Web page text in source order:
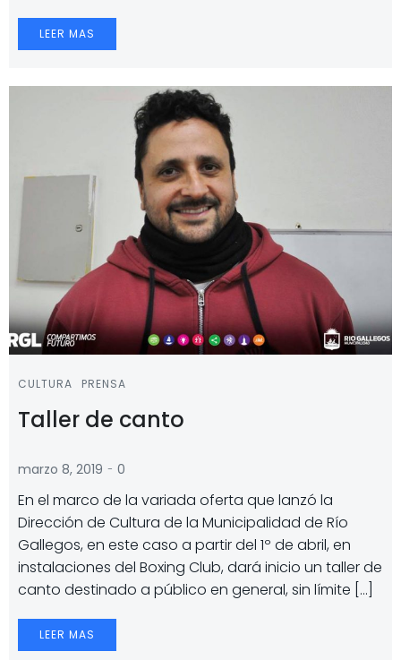
LEER MAS
CULTURA PRENSA
Taller de canto
marzo 8, 2019 - 0
En el marco de la variada oferta que lanzó la
Dirección de Cultura de la Municipalidad de Río
Gallegos, en este caso a partir del 1º de abril, en
instalaciones del Boxing Club, dará inicio un taller de
canto destinado a público en general, sin límite […]
LEER MAS